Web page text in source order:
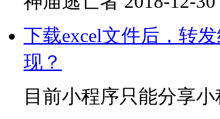
下载excel文件后，转
现？
目前小程序只能分享